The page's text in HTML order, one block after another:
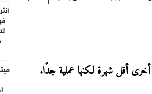
أقل شهرة لكنها عملية جدًا.